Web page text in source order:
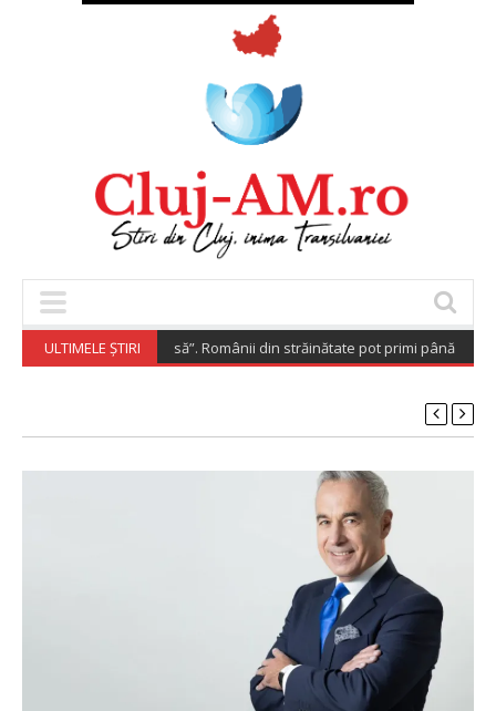
ULTIMELE ȘTIRI
Investește Acasă”. Românii din străinătate pot primi până la